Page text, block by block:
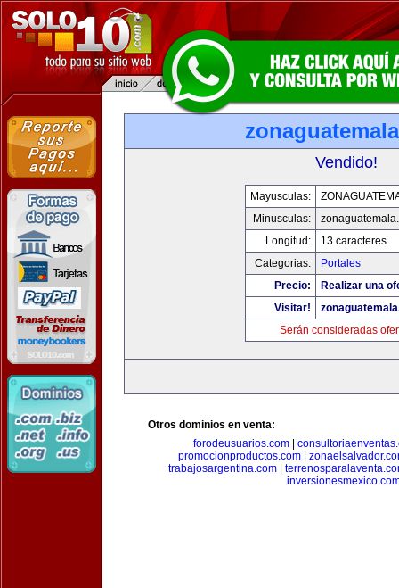
Vendido!
Mayusculas:
Minusculas:
Longitud:
13 caracteres
Categorias:
Portales
Precio:
Realizar una
Visitar!
Serán consideradas
Otros dominios en venta:
forodeusuarios.com
promocionproductos.com|
trabajosargentina.com